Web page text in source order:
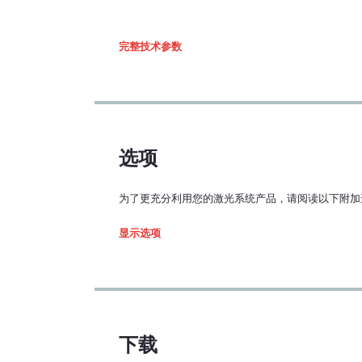
完整技术参数
选项
为了更充分利用您的激光系统产品，请阅读以下附加
升级选配
Juno 扫
显示选项
下载